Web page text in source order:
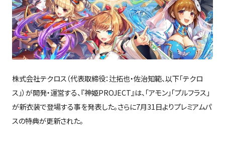
株式会社テクロス（代表取締役：辻拓也・佐治知範、以下「テクロ
ス」）が開発・運営する、『神姫PROJECT』は、「アモン」「プルフラス」
が新衣装で登場する事を発表した。さらに7月31日よりプレミアムパ
スの特典が更新された。